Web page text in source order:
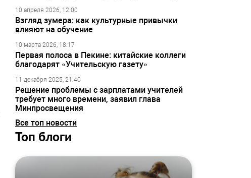
10 апреля 2026, 12:00
Взгляд зумера: как культурные привычки
влияют на обучение
10 марта 2026, 18:17
Первая полоса в Пекине: китайские коллеги
благодарят «Учительскую газету»
11 декабря 2025, 21:40
Решение проблемы с зарплатами учителей
требует много времени, заявил глава
Минпросвещения
Все топ новости
Топ блоги